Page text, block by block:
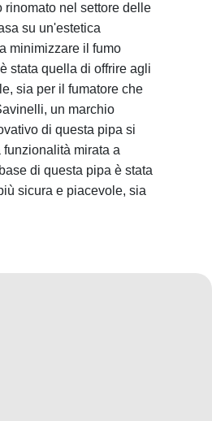
rinomato nel settore delle
su un'estetica
minimizzare il fumo
stata quella di offrire agli
sia per il fumatore che
un marchio
di questa pipa si
mirata a
di questa pipa è stata
sicura e piacevole, sia